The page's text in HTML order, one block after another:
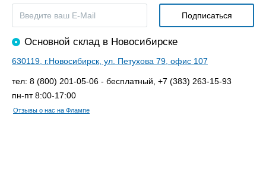
Основной склад в Новосибирске
630119, г.Новосибирск, ул. Петухова 79, офис 107
тел: 8 (800) 201-05-06 - бесплатный, +7 (383) 263-15-93
пн-пт 8:00-17:00
Отзывы о нас на Флампе